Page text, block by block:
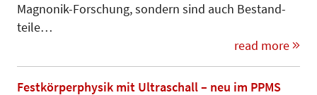
Magnonik-Forschung, sondern sind auch Be­stand­
teile…
read more
Festkörperphysik mit Ultraschall – neu im PPMS